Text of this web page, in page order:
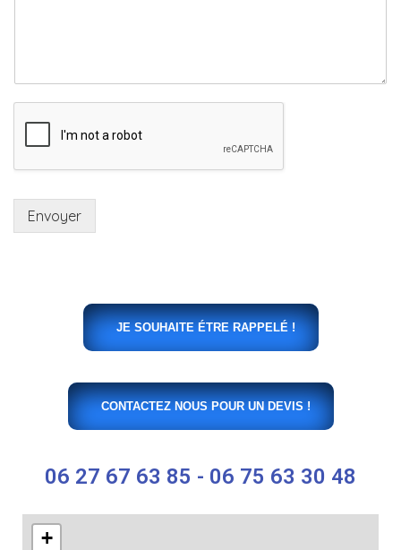
Envoyer
JE SOUHAITE ÉTRE RAPPELÉ !
CONTACTEZ NOUS POUR UN DEVIS !
06 27 67 63 85 - 06 75 63 30 48
+